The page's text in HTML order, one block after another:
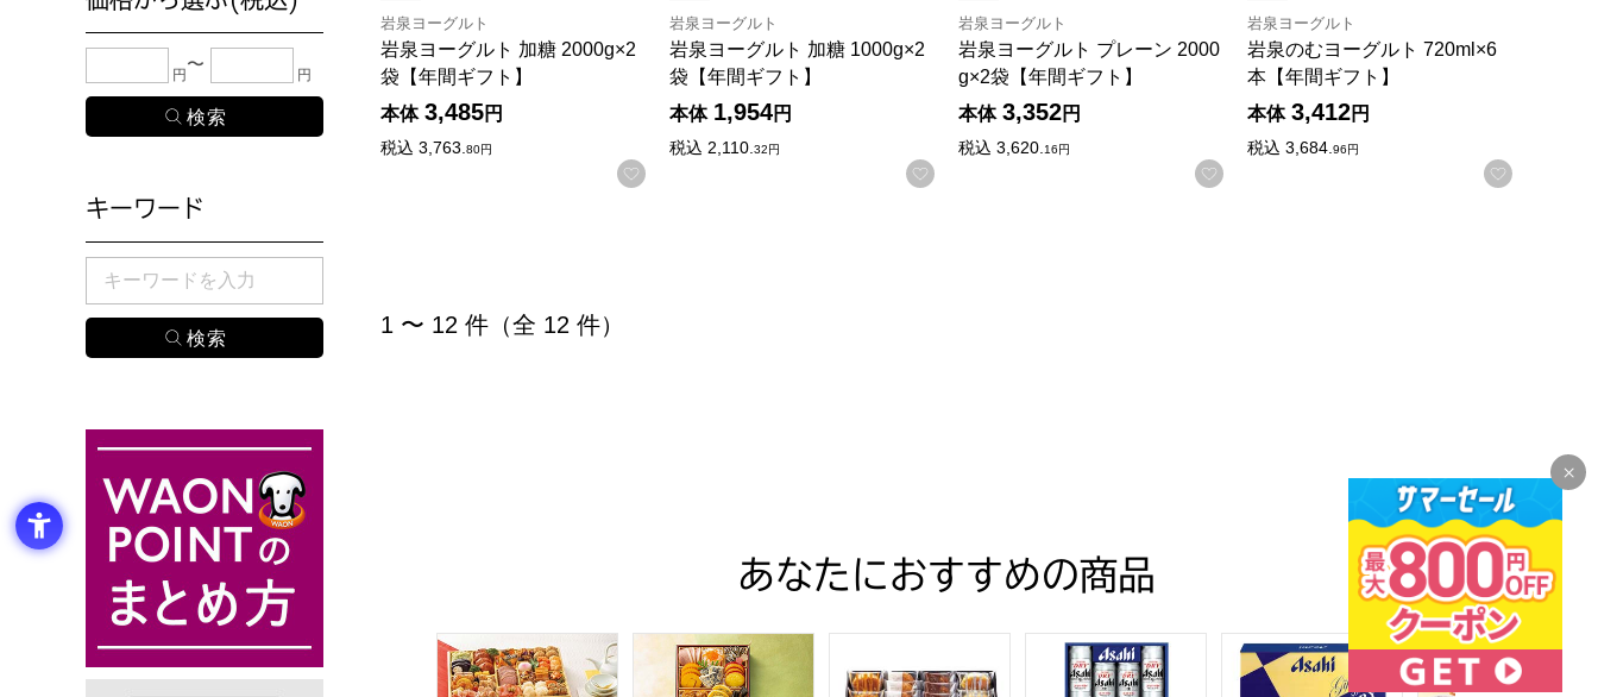
岩泉ヨーグルト
岩泉ヨーグルト 加糖 2000g×2
袋【年間ギフト】
本体 3,485円
税込 3,763.80円
お気に入りに登録する
岩泉ヨーグルト
岩泉ヨーグルト 加糖 1000g×2
袋【年間ギフト】
本体 1,954円
税込 2,110.32円
お気に入りに登録する
岩泉ヨーグルト
岩泉ヨーグルト プレーン 2000
g×2袋【年間ギフト】
本体 3,352円
税込 3,620. 16円
お気に入りに登録する
岩泉ヨーグルト
岩泉のむヨーグルト 720ml×6
本【年間ギフト】
本体 3,412円
税込 3,684.96円
お気に入
1 〜 12 件（全 12 件）
あなたにおすすめの商品
トップバリュ 和洋中特大二段重「饗宴」(きょうえん)【4〜5人前・77品目】【イオンのおせち】
トップバリュ 和風三段重「慶」(よろこび)【3〜4人前・35品目】【イオンのおせち】
ファクトリーシン エクセレントクラシック30【夏の贈りもの・お中元】[EX-C30]
アサヒビール アサヒスーパードライ缶ビールセット【夏の贈りも
アサヒビール アサヒスーパードライ缶ビ
銀座京橋 レ ロジェ
下限金額・上限金額のどちらか１つまたは両方に、検索したい金額を入力してください。
円 円
キーワード
検索したい商品のキーワードを入力してください。